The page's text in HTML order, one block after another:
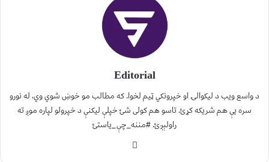
Editorial
د واسع ویب د لیکوالۍ او خپرونکي ټیم لخوا. که مطالب مو خوښ شوي وي، له نورو
سره یې هم شریکه کړئ. تاسو هم کولی شئ خپلې لیکنې د خپرولو لپاره موږ ته
راولېږئ. #مننه_چې_یاستئ